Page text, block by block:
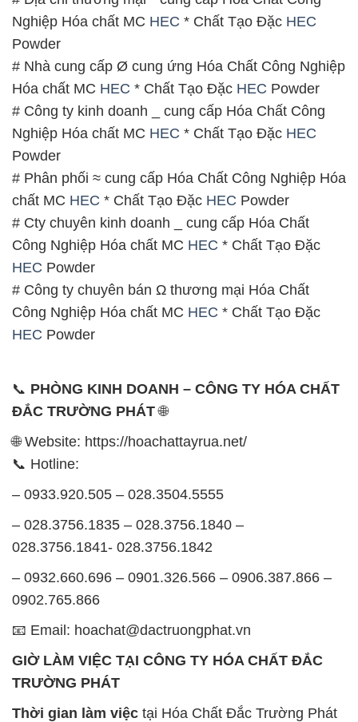
Nghiệp Hóa chất MC HEC * Chất Tạo Đặc HEC
Powder
# Nhà cung cấp Ø cung ứng Hóa Chất Công Nghiệp
Hóa chất MC HEC * Chất Tạo Đặc HEC Powder
# Công ty kinh doanh _ cung cấp Hóa Chất Công
Nghiệp Hóa chất MC HEC * Chất Tạo Đặc HEC
Powder
# Phân phối ≈ cung cấp Hóa Chất Công Nghiệp Hóa
chất MC HEC * Chất Tạo Đặc HEC Powder
# Cty chuyên kinh doanh _ cung cấp Hóa Chất
Công Nghiệp Hóa chất MC HEC * Chất Tạo Đặc
HEC Powder
# Công ty chuyên bán Ω thương mại Hóa Chất
Công Nghiệp Hóa chất MC HEC * Chất Tạo Đặc
HEC Powder
📞 PHÒNG KINH DOANH – CÔNG TY HÓA CHẤT
ĐẮC TRƯỜNG PHÁT🌐
🌐 Website: https://hoachattayrua.net/
📞 Hotline:
– 0933.920.505 – 028.3504.5555
– 028.3756.1835 – 028.3756.1840 –
028.3756.1841- 028.3756.1842
– 0932.660.696 – 0901.326.566 – 0906.387.866 –
0902.765.866
📧 Email: hoachat@dactruongphat.vn
GIỜ LÀM VIỆC TẠI CÔNG TY HÓA CHẤT ĐẮC
TRƯỜNG PHÁT
Thời gian làm việc tại Hóa Chất Đắc Trường Phát